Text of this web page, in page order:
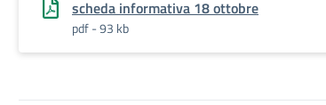
scheda informativa 18 ottobre
pdf - 93 kb